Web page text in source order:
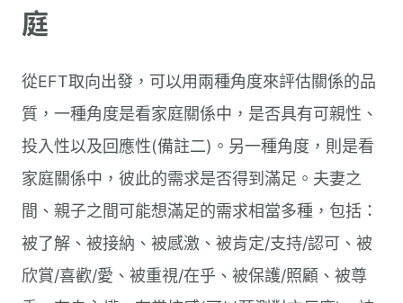
庭
從EFT取向出發，可以用兩種角度來評估關係的品
質，一種角度是看家庭關係中，是否具有可親性、
投入性以及回應性(備註二)。另一種角度，則是看
家庭關係中，彼此的需求是否得到滿足。夫妻之
間、親子之間可能想滿足的需求相當多種，包括：
被了解、被接納、被感激、被肯定/支持/認可、被
欣賞/喜歡/愛、被重視/在乎、被保護/照顧、被尊